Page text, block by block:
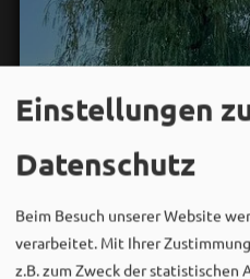
Einstellungen
Datenschutz
Beim Besuch unserer Website
verarbeitet. Mit Ihrer
z.B. zum Zweck der